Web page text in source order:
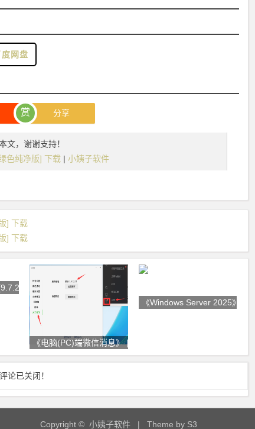
度网盘
赏 分享
文，谢谢支持！
色纯净版] 下载 | 小姨子软件
] 下载
] 下载
《电脑(PC)端微信消息》 [多开
《Windows Server 2025》 [202
评论已关闭！
Copyright © 小姨子软件 | Theme by S3